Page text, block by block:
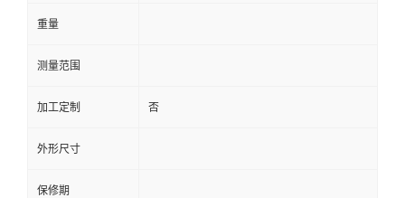
重量
测量范围
加工定制 否
外形尺寸
保修期